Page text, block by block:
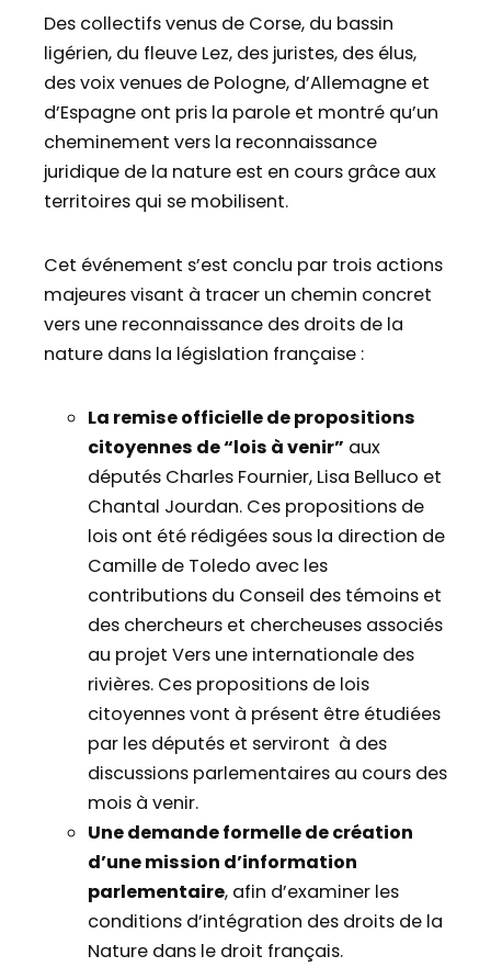
Des collectifs venus de Corse, du bassin
ligérien, du fleuve Lez, des juristes, des élus,
des voix venues de Pologne, d’Allemagne et
d’Espagne ont pris la parole et montré qu’un
cheminement vers la reconnaissance
juridique de la nature est en cours grâce aux
territoires qui se mobilisent.
Cet événement s’est conclu par trois actions
majeures visant à tracer un chemin concret
vers une reconnaissance des droits de la
nature dans la législation française :
La remise officielle de propositions
citoyennes de “lois à venir” aux
députés Charles Fournier, Lisa Belluco et
Chantal Jourdan. Ces propositions de
lois ont été rédigées sous la direction de
Camille de Toledo avec les
contributions du Conseil des témoins et
des chercheurs et chercheuses associés
au projet Vers une internationale des
rivières. Ces propositions de lois
citoyennes vont à présent être étudiées
par les députés et serviront à des
discussions parlementaires au cours des
mois à venir.
Une demande formelle de création
d’une mission d’information
parlementaire, afin d’examiner les
conditions d’intégration des droits de la
Nature dans le droit français.